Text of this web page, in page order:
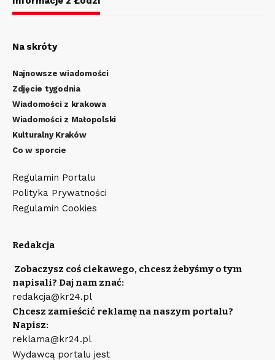
Na skróty
Najnowsze wiadomości
Zdjęcie tygodnia
Wiadomości z krakowa
Wiadomości z Małopolski
Kulturalny Kraków
Co w sporcie
Regulamin Portalu
Polityka Prywatności
Regulamin Cookies
Redakcja
Zobaczysz coś ciekawego, chcesz żebyśmy o tym
napisali? Daj nam znać:
redakcja@kr24.pl
Chcesz zamieścić reklamę na naszym portalu?
Napisz:
reklama@kr24.pl
Wydawcą portalu jest